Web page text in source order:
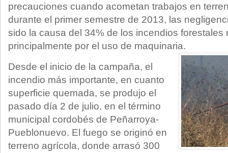
precauciones cuando acometan trabajos en
durante el primer semestre de 2013, las
sido la causa del 34% de los incendios forestales
principalmente por el uso de maquinaria.
Desde el inicio de la campaña, el
incendio más importante, en cuanto
superficie quemada, se produjo el
pasado día 2 de julio, en el término
municipal cordobés de Peñarroya-
Pueblonuevo. El fuego se originó en
terreno agrícola, donde arrasó 300